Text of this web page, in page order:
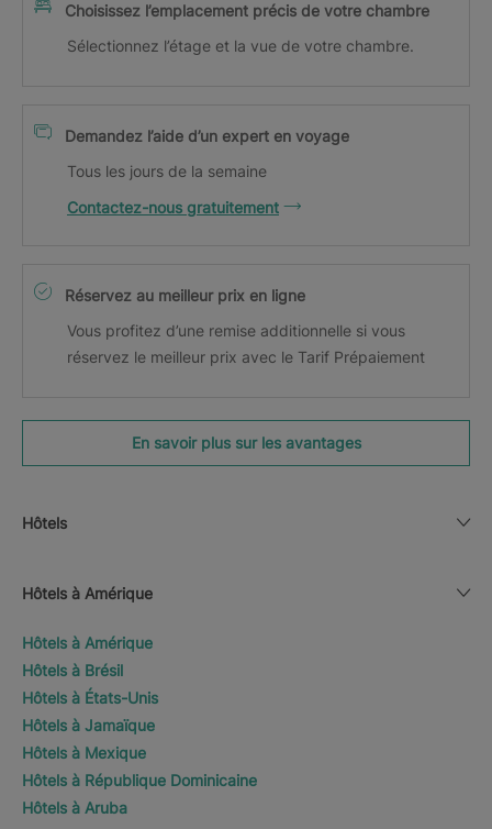
Choisissez l’emplacement précis de votre chambre
Sélectionnez l’étage et la vue de votre chambre.
Demandez l’aide d’un expert en voyage
Tous les jours de la semaine
Contactez-nous gratuitement
Réservez au meilleur prix en ligne
Vous profitez d’une remise additionnelle si vous
réservez le meilleur prix avec le Tarif Prépaiement
En savoir plus sur les avantages
Hôtels
Hôtels à Amérique
Hôtels à Amérique
Hôtels à Brésil
Hôtels à États-Unis
Hôtels à Jamaïque
Hôtels à Mexique
Hôtels à République Dominicaine
Hôtels à Aruba